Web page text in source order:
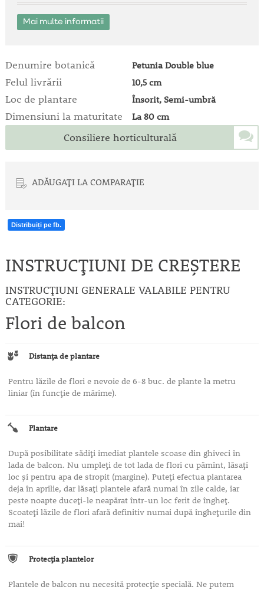
Mai multe informatii
Denumire botanică Petunia Double blue
Felul livrării 10,5 cm
Loc de plantare Însorit, Semi-umbră
Dimensiuni la maturitate La 80 cm
Consiliere horticulturală
ADĂUGAȚI LA COMPARAȚIE
Distribuiți pe fb.
INSTRUCȚIUNI DE CREȘTERE
INSTRUCȚIUNI GENERALE VALABILE PENTRU
CATEGORIE:
Flori de balcon
Distanţa de plantare
Pentru lăzile de flori e nevoie de 6-8 buc. de plante la metru
liniar (în funcţie de mărime).
Plantare
După posibilitate sădiţi imediat plantele scoase din ghiveci în
lada de balcon. Nu umpleţi de tot lada de flori cu pămînt, lăsaţi
loc şi pentru apa de stropit (margine). Puteţi efectua plantarea
deja în aprilie, dar lăsaţi plantele afară numai în zile calde, iar
peste noapte duceţi-le neapărat într-un loc ferit de îngheţ.
Scoateţi lăzile de flori afară definitiv numai după îngheţurile din
mai!
Protecţia plantelor
Plantele de balcon nu necesită protecţie specială. Ne putem